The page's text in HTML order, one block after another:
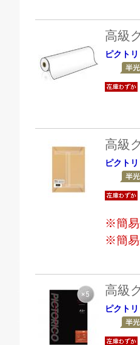
高級
ピクト
高級
ピクト
※簡易
※簡易
高級
ピクト